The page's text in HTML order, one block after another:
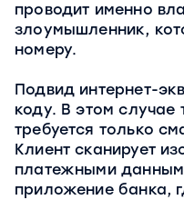
проводит именно
злоумышленник,
номеру.
Подвид интернет-
коду. В этом
требуется только
Клиент сканирует
платежными
приложение банка,